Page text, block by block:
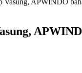
Vasung, APWINDO